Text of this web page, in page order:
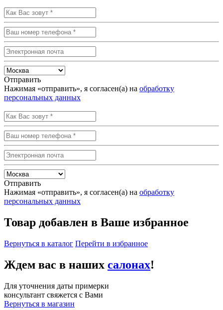
Отправить
Нажимая «отправить», я согласен(а) на обработку
персональных данных
Отправить
Нажимая «отправить», я согласен(а) на обработку
персональных данных
Товар добавлен в Ваше избранное
Вернуться в каталог Перейти в избранное
Ждем вас в наших салонах!
Для уточнения даты примерки
консультант свяжется с Вами
Вернуться в магазин